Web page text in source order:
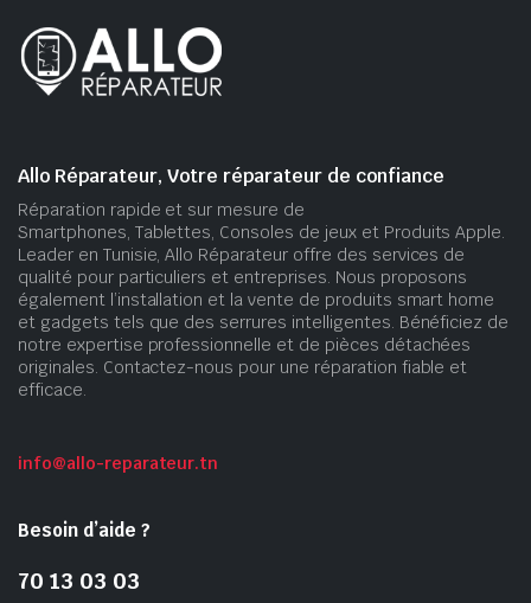
Allo Réparateur, Votre réparateur de confiance
Réparation rapide et sur mesure de
Smartphones, Tablettes, Consoles de jeux et Produits Apple.
Leader en Tunisie, Allo Réparateur offre des services de
qualité pour particuliers et entreprises. Nous proposons
également l’installation et la vente de produits smart home
et gadgets tels que des serrures intelligentes. Bénéficiez de
notre expertise professionnelle et de pièces détachées
originales. Contactez-nous pour une réparation fiable et
efficace.
info@allo-reparateur.tn
Besoin d’aide ?
70 13 03 03